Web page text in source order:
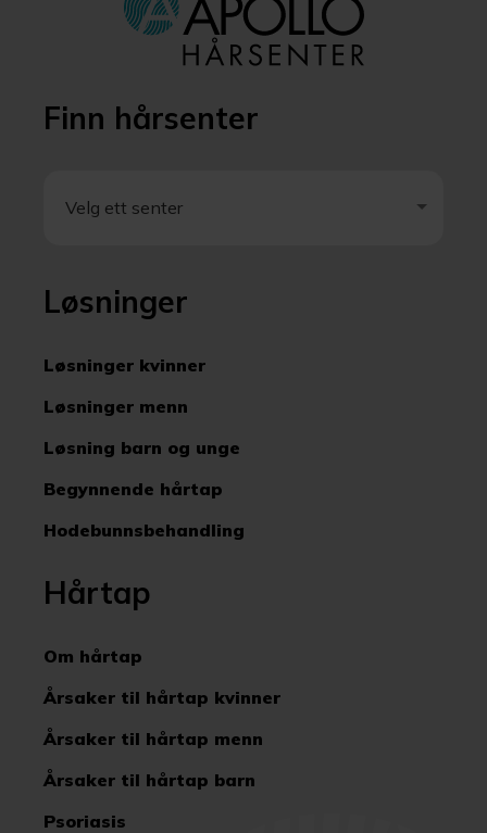
Finn hårsenter
Velg ett senter
Løsninger
Løsninger kvinner
Løsninger menn
Løsning barn og unge
Begynnende hårtap
Hodebunnsbehandling
Hårtap
Om hårtap
Årsaker til hårtap kvinner
Årsaker til hårtap menn
Årsaker til hårtap barn
Psoriasis